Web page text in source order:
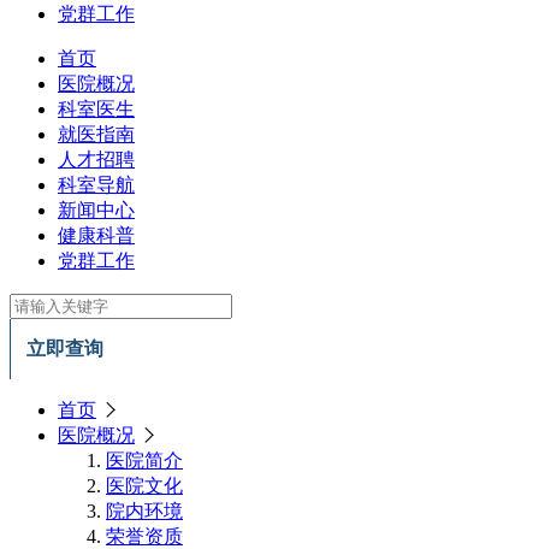
党群工作
首页
医院概况
科室医生
就医指南
人才招聘
科室导航
新闻中心
健康科普
党群工作
立即查询
首页
医院概况
医院简介
医院文化
院内环境
荣誉资质